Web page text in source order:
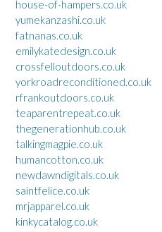
house-of-hampers.co.uk
yumekanzashi.co.uk
fatnanas.co.uk
emilykatedesign.co.uk
crossfelloutdoors.co.uk
yorkroadreconditioned.co.uk
rfrankoutdoors.co.uk
teaparentrepeat.co.uk
thegenerationhub.co.uk
talkingmagpie.co.uk
humancotton.co.uk
newdawndigitals.co.uk
saintfelice.co.uk
mrjapparel.co.uk
kinkycatalog.co.uk